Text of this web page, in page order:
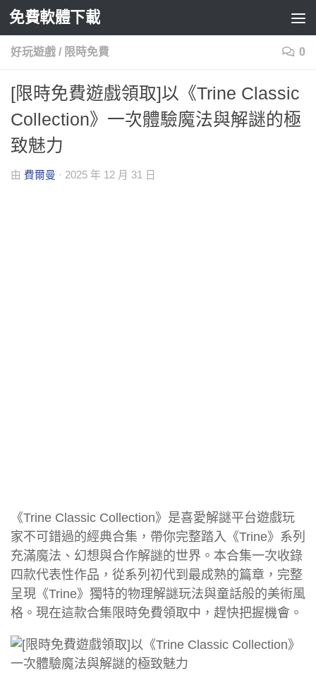
Skip to content
免費軟體下載
好玩遊戲 / 限時免費 0
[限時免費遊戲領取]以《Trine Classic
Collection》一次體驗魔法與解謎的極
致魅力
由 費爾曼 · 2025 年 12 月 31 日
《Trine Classic Collection》是喜愛解謎平台遊戲玩
家不可錯過的經典合集，帶你完整踏入《Trine》系列
充滿魔法、幻想與合作解謎的世界。本合集一次收錄
四款代表性作品，從系列初代到最成熟的篇章，完整
呈現《Trine》獨特的物理解謎玩法與童話般的美術風
格。現在這款合集限時免費領取中，趕快把握機會。